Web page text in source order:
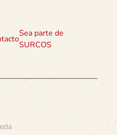
Sea parte de
SURCOS